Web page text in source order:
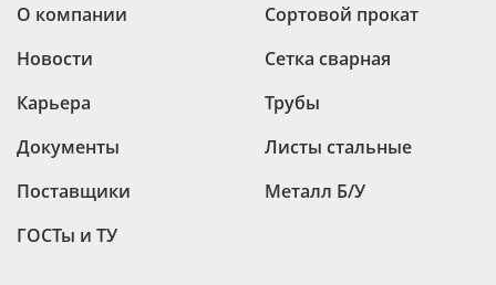
О компании
Новости
Карьера
Документы
Поставщики
ГОСТы и ТУ
Сортовой прокат
Сетка сварная
Трубы
Листы стальные
Металл Б/У